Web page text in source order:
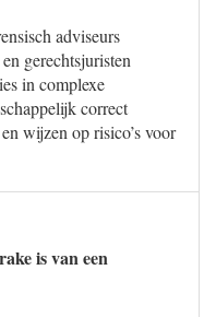
adviseurs
gerechtsjuristen
in complexe
correct
wijzen op risico’s voor
is van een